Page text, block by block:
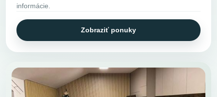
informácie.
Zobraziť ponuky